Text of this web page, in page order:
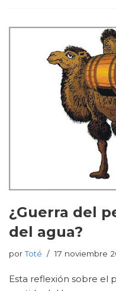
¿Guerra del
del agua?
porToté 17 noviembre
Esta reflexión sobre el